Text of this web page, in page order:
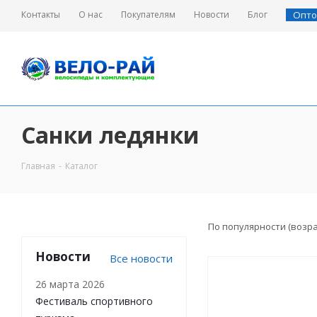
Контакты О нас Покупателям Новости Блог
Санки ледянки
Главная - Каталог
По популярности
Новости Все новости
26 марта 2026
Фестиваль спортивного